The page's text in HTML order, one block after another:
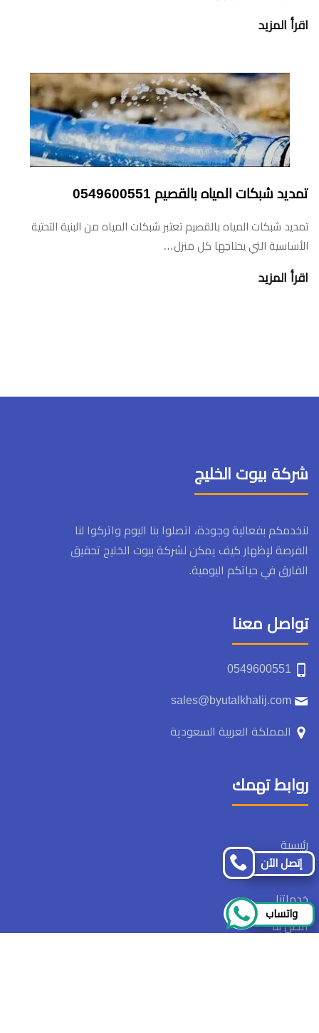
اقرأ المزيد
تمديد شبكات المياه بالقصيم 0549600551
تمديد شبكات المياه بالقصيم تعتبر شبكات المياه من البنية التحتية
الأساسية التي يحتاجها كل منزل…
اقرأ المزيد
شركة بيوت الخليج
لنخدمكم بفعالية وجودة، اتصلوا بنا اليوم واتركوا لنا
الفرصة لإظهار كيف يمكن لشركة بيوت الخليج تحقيق
الفارق في حياتكم اليومية.
تواصل معنا
المملكة العربية السعودية
روابط تهمك
رئيسىة
ما نقدمه
خدماتنا
اتصل بنا
إتصل الآن
واتساب